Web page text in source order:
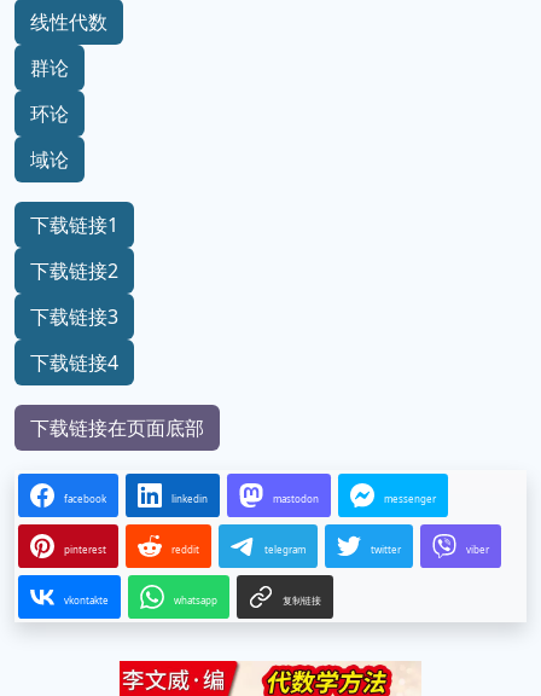
线性代数
群论
环论
域论
下载链接1
下载链接2
下载链接3
下载链接4
下载链接在页面底部
facebook linkedin mastodon messenger
pinterest reddit telegram twitter viber
vkontakte whatsapp 复制链接